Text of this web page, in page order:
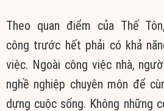
Theo quan điểm của Thế
công trước hết phải có khả
việc. Ngoài công việc nhà,
nghề nghiệp chuyên môn để
dựng cuộc sống. Không những